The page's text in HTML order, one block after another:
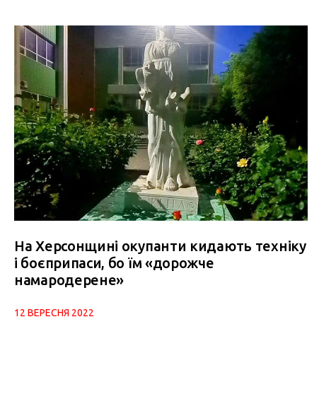
На Херсонщині окупанти кидають техніку
і боєприпаси, бо їм «дорожче
намародерене»
12 ВЕРЕСНЯ 2022